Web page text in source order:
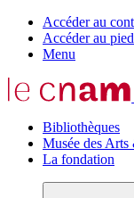
Accéder au
Accéder au
Menu
Bibliothèques
Musée des
La fondation